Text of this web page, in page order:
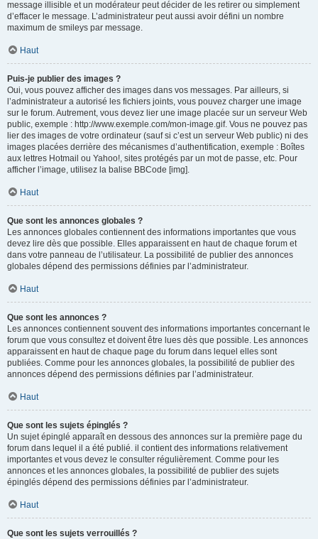
message illisible et un modérateur peut décider de les retirer ou simplement
d’effacer le message. L’administrateur peut aussi avoir défini un nombre
maximum de smileys par message.
Haut
Puis-je publier des images ?
Oui, vous pouvez afficher des images dans vos messages. Par ailleurs, si
l’administrateur a autorisé les fichiers joints, vous pouvez charger une image
sur le forum. Autrement, vous devez lier une image placée sur un serveur Web
public, exemple : http://www.exemple.com/mon-image.gif. Vous ne pouvez pas
lier des images de votre ordinateur (sauf si c’est un serveur Web public) ni des
images placées derrière des mécanismes d’authentification, exemple : Boîtes
aux lettres Hotmail ou Yahoo!, sites protégés par un mot de passe, etc. Pour
afficher l’image, utilisez la balise BBCode [img].
Haut
Que sont les annonces globales ?
Les annonces globales contiennent des informations importantes que vous
devez lire dès que possible. Elles apparaissent en haut de chaque forum et
dans votre panneau de l’utilisateur. La possibilité de publier des annonces
globales dépend des permissions définies par l’administrateur.
Haut
Que sont les annonces ?
Les annonces contiennent souvent des informations importantes concernant le
forum que vous consultez et doivent être lues dès que possible. Les annonces
apparaissent en haut de chaque page du forum dans lequel elles sont
publiées. Comme pour les annonces globales, la possibilité de publier des
annonces dépend des permissions définies par l’administrateur.
Haut
Que sont les sujets épinglés ?
Un sujet épinglé apparaît en dessous des annonces sur la première page du
forum dans lequel il a été publié. il contient des informations relativement
importantes et vous devez le consulter régulièrement. Comme pour les
annonces et les annonces globales, la possibilité de publier des sujets
épinglés dépend des permissions définies par l’administrateur.
Haut
Que sont les sujets verrouillés ?